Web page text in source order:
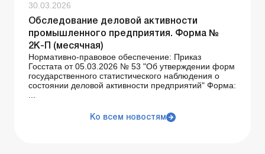
30.03.2026
Обследование деловой активности
промышленного предприятия. Форма №
2К-П (месячная)
Нормативно-правовое обеспечение: Приказ
Госстата от 05.03.2026 № 53 "Об утверждении форм
государственного статистического наблюдения о
состоянии деловой активности предприятий" Форма:
Ко всем новостям